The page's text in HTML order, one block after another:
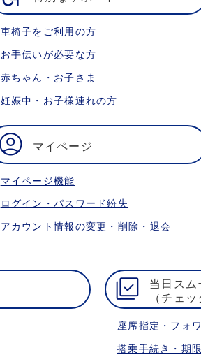
車椅子をご利用の方
お手伝いが必要な方
赤ちゃん・お子さま
妊娠中・お子様連れの方
マイページ
マイページ機能
ログイン・パスワード紛失
アカウント情報の変更・削除・退会
当日スム
（チェ
座席指定・フォ
搭乗手続き・期限